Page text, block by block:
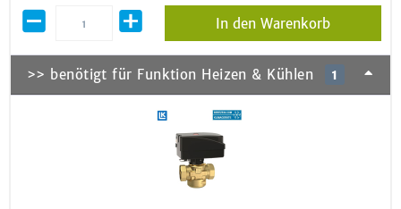
In den Warenkorb
>> benötigt für Funktion Heizen & Kühlen 1